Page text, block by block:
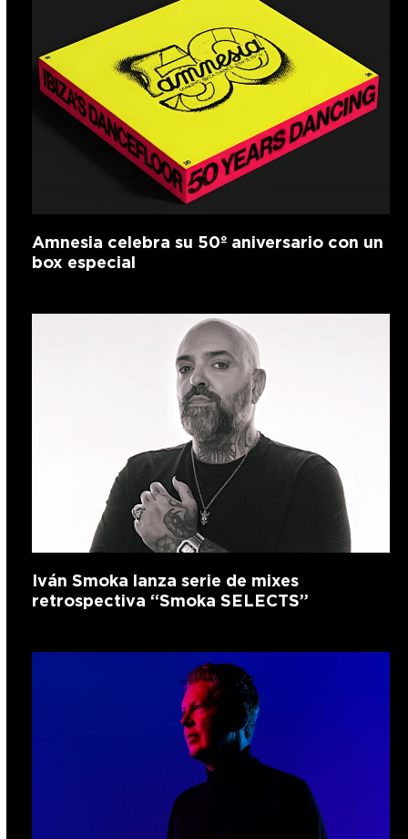
Amnesia celebra su 50º aniversario con un
box especial
Iván Smoka lanza serie de mixes
retrospectiva “Smoka SELECTS”